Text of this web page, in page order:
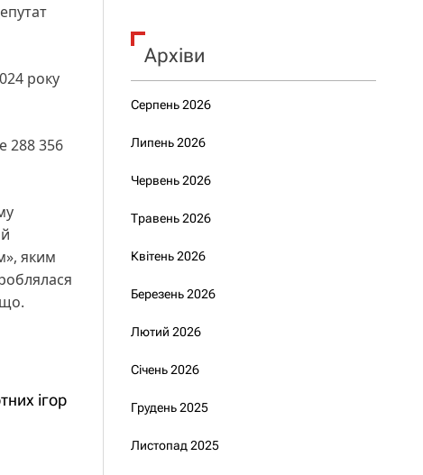
року
288 356
яким
ігор
Архіви
Серпень 2026
Липень 2026
Червень 2026
Травень 2026
Квітень 2026
Березень 2026
Лютий 2026
Січень 2026
Грудень 2025
Листопад 2025